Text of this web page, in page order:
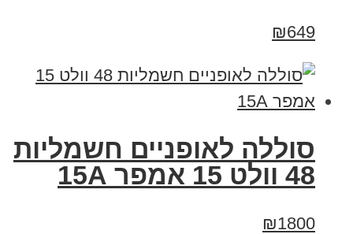
₪649
סוללה לאופניים חשמליות
48 וולט 15 אמפר 15A
₪1800